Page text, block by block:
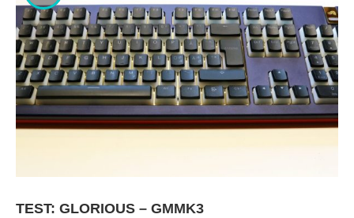
TEST: GLORIOUS – GMMK3